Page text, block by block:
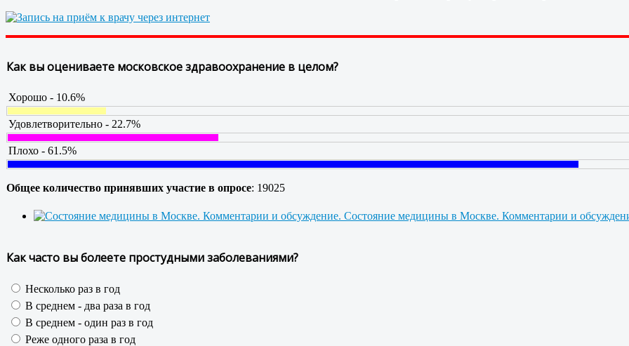
Как вы оцениваете московское здравоохранение в целом?
Хорошо - 10.6%
Удовлетворительно - 22.7%
Плохо - 61.5%
Общее количество принявших участие в опросе: 19025
Состояние медицины в Москве. Комментарии и
Как часто вы болеете простудными заболеваниями?
Несколько раз в год
В среднем - два раза в год
В среднем - один раз в год
Реже одного раза в год